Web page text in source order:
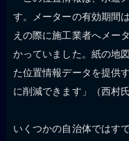
す。メーターの有効期間
えの際に施工業者へメー
かっていました。紙の地
た位置情報データを提供
に削減できます」（西村氏
いくつかの自治体ではす